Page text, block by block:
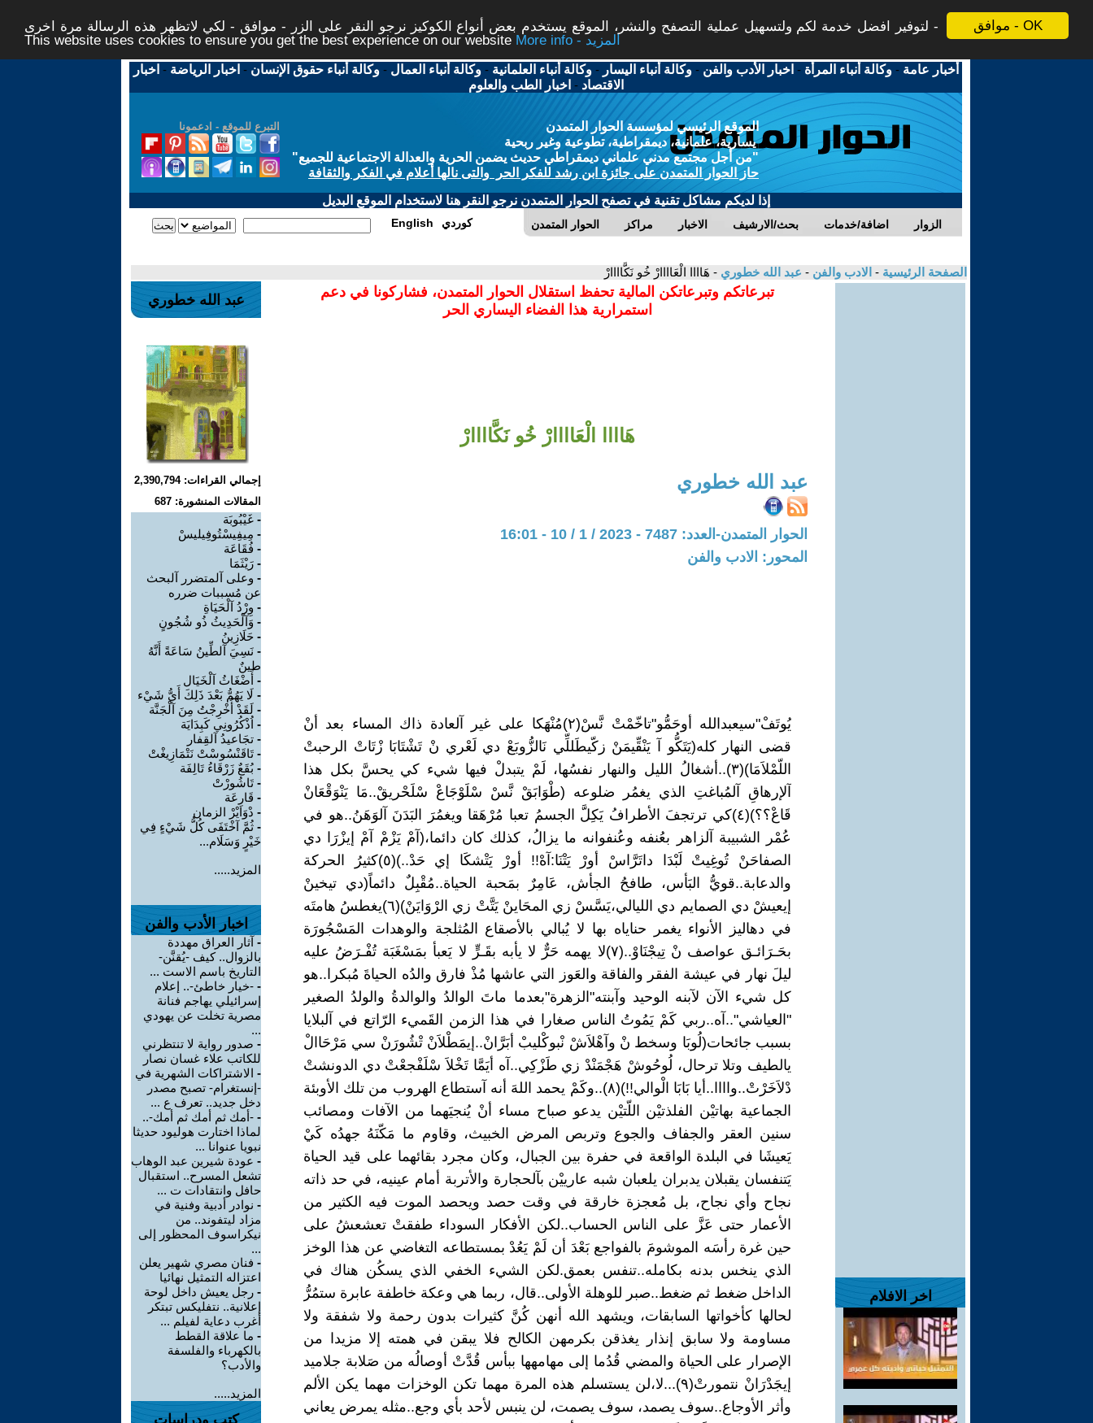
موافق - OK
لتوفير افضل خدمة لكم ولتسهيل عملية التصفح والنشر، الموقع يستخدم بعض أنواع الكوكيز نرجو النقر على الزر - موافق - لكي لاتظهر هذه الرسالة مرة اخرى -
This website uses cookies to ensure you get the best experience on our website
More info - المزيد
أخبار عامة -وكالة أنباء المرأة - اخبار الأدب والفن -وكالة أنباء اليسار -وكالة أنباء العلمانية -وكالة أنباء العمال -وكالة أنباء حقوق الإنسان - اخبار الرياضة - اخبار
الاقتصاد - اخبار الطب والعلوم
التبرع للموقع - ادعمونا
الموقع الرئيسي لمؤسسة الحوار المتمدن
يسارية، علمانية، ديمقراطية، تطوعية وغير ربحية
"من أجل مجتمع مدني علماني ديمقراطي حديث يضمن الحرية والعدالة الاجتماعية للجميع"
حاز الحوار المتمدن على جائزة ابن رشد للفكر الحر والتى نالها أعلام في الفكر والثقافة
إذا لديكم مشاكل تقنية في تصفح الحوار المتمدن نرجو النقر هنا لاستخدام الموقع البديل
الحوار المتمدن مراكز الاخبار بحث/الارشيف اضافة/خدمات الزوار English كوردي
الصفحة الرئيسية - الادب والفن - عبد الله خطوري - هَاااا الْعَاااارْ خُو نَكَّاااارْ
اخر الافلام
تبرعاتكم وتبرعاتكن المالية تحفظ استقلال الحوار المتمدن، فشاركونا في دعم
استمرارية هذا الفضاء اليساري الحر
هَاااا الْعَاااارْ خُو نَكَّاااارْ
عبد الله خطوري
الحوار المتمدن-العدد: 7487 - 2023 / 1 / 10 - 16:01
المحور: الادب والفن
يُوتَفْ"سيعبدالله أوحَمُّو"تاخّمْتْ نَّسْ(٢)مُنْهَكا على غير آلعادة ذاك المساء بعد أنْ
قضى النهار كله(يَتَكُّو آ يَنْقِّيمَنْ زكّيطَللِّي نَالزُّوبَعْ دي لَعْري نْ تَشْتَابَا زْتَاتْ الرحبتْ
اللّمْلاَمَا)(٣)..أشغالُ الليل والنهار نفسُها، لَمْ يتبدلْ فيها شيء كي يحسَّ بكل هذا
آلإرهاقِ آلمُباغتِ الذي يغمُر ضلوعه (طْوَابَقْ نَّسْ سْلَوْجَاعْ سْلَحْريقْ..مَا يَنْوَقْعَانْ
قَاعْ؟؟)(٤)كي ترتجفَ الأطرافُ يَكِلَّ الجسمُ تعبا مُرْهَقا ويغمُرَ البَدَنَ آلوَهَنُ..هو في
عُمْر الشبيبة آلزاهر بعُنفه وعُنفوانه ما يزالُ، كذلك كان دائما،(آمْ يَزْمْ آمْ إيزْرَا دي
الصفاحَنْ تُوغِيتْ لَبْدَا داتَرَّاسْ أورْ يَتْنَا:آهْ!! أورْ يَتْشكَا إي حَدْ..)(٥)كثيرُ الحركة
والدعابة..قويُّ البَأس، طافحُ الجأش، عَامِرٌ بمَحبة الحياة..مُقْبِلٌ دائماً(دي تيخينْ
إيعيشْ دي الصمايم دي الليالي،يَسَّسْ زي المحَاينْ يَتَّتْ زي الرْوَايَنْ)(٦)يغطسُ هامتَه
في دهاليز الأنواء يغمر حناياه بها لا يُبالي بالأصقاع المُثلجة والوهدات المَسْجُورَة
بحَـرَائـق عواصف نْ تِيجْنَاوْ..(٧)لا يهمه حَرٌّ لا يأبه بقَـرٍّ لا يَعبأ بمَسْغَبَة تُفْـرَضُ عليه
ليلَ نهار في عيشة الفقر والفاقة والعَوز التي عاشها مُذْ فارق والدُه الحياةَ مُبكرا..هو
كل شيء الآن لآبنه الوحيد وآبنته"الزهرة"بعدما ماتَ الوالدُ والوالدةُ والولدُ الصغير
"العياشي"..آه..ربي كَمْ يَمُوتُ الناس صغارا في هذا الزمن القَميء الرّاتع في آلبلايا
بسبب جائحات(لُوبَا وسخط نْ وآهْلاَشْ نْبوكْليبْ أبَرَّانْ..إيمَطْلاَنْ تْشُورَنْ سي مَرْحَاالْ
يالطيف وتلا ترحال، لُوحُوشْ هَجْمَنْدْ زي طَزْكِي..آه أيَمَّا تَخْلاَ سْلَفْجعْتْ دي الدونشتْ
دْلاَخَرْتْ..واااا..أيا بَابَا الْوالي!!)(٨)..وكَمْ يحمد اللهَ أنه آستطاع الهروب من تلك الأوبئة
الجماعية بهاتيْن الفلذتيْن اللّتيْن يدعو صباح مساء أنْ يُنجيَهما من الآفات ومصائب
سنين العقر والجفاف والجوع وتربص المرض الخبيث، وقاوم ما مَكّنَهُ جهدُه كَيْ
يَعيشَا في البلدة الواقعة في حفرة بين الجبال، وكان مجرد بقائهما على قيد الحياة
يَتنفسان يقبلان يدبران يلعبان شبه عارييْن بآلحجارة والأتربة أمام عينيه، في حد ذاته
نجاح وأي نجاح، بل مُعجزة خارقة في وقت حصد ويحصد الموت فيه الكثير من
الأعمار حتى عَزَّ على الناس الحساب..لكن الأفكار السوداء طفقتْ تعشعشُ على
حين غرة رأسَه الموشومَ بالفواجع بَعْدَ أن لَمْ يَعُدْ بمستطاعه التغاضي عن هذا الوخز
الذي ينخس بدنه بكامله..تنفس بعمق.لكن الشيء الخفي الذي يسكُن هناك في
الداخل ضغط ثم ضغط..صبر للوهلة الأولى..قال، ربما هي وعكة خاطفة عابرة ستمُرُّ
لحالها كأخواتها السابقات، ويشهد الله أنهن كُنَّ كثيرات بدون رحمة ولا شفقة ولا
مساومة ولا سابق إنذار يغذقن بكرمهن الكالح فلا يبقن في همته إلا مزيدا من
الإصرار على الحياة والمضي قُدُما إلى مهامهها ببأس قُدَّتْ أوصالُه من صَلابة جلاميد
إيجَدْرَانْ نتمورتْ(٩)...لا،لن يستسلم هذه المرة مهما تكن الوخزات مهما يكن الألم
وأثر الأوجاع..سوف يصمد، سوف يصمت، لن ينبس لأحد بأي وجع..مثله يمرض يعاني
عبد الله خطوري
إجمالي القراءات: 2,390,794
المقالات المنشورة: 687
- غَيْبُوبَة
- مِيفِيسْتُوفِيليسْ
- فُقَاعَة
- رَيْثَمَا
- وعلى آلمتضرر آلبحث
عن مُسببات ضرره
- وِرْدُ آلْحَيَاةِ
- وَآلْحَدِيثُ ذُو شُجُونٍ
- حَلَازِينُ
- نَسِيَ آلطِّينُ سَاعَةً أَنَّهُ
طينٌ
- أَضْغَاثُ آلْخَيَال
- لَا يَهُمُّ بَعْدَ ذَلِكَ أَيُّ شَيْء
- لَقَدْ أُخْرِجْتُ مِنَ آلْجَنَّة
- اُذْكُرُونِي كَبِدَايَة
- تجَاعيدُ آلقِفار
- تَاقَنْسُوسْتْ نَتْمَازِيغْتْ
- بُقَعٌ زَرْقَاءُ تَالِفَة
- تَاشُورْتْ
- قَارِعَة
- دْوَايْرْ الزمان
- ثُمَّ آخْتَفَى كُلُّ شَيْءٍ فِي
خَيْرٍ وَسَلَام...
المزيد.....
اخبار الأدب والفن
- آثار العراق مهددة
بالزوال.. كيف -يُقنَّن-
التاريخ باسم الاست ...
- -خيار خاطئ-.. إعلام
إسرائيلي يهاجم فنانة
مصرية تخلت عن يهودي
...
- صدور رواية لا تنتظرني
للكاتب علاء غسان نصار
- الاشتراكات الشهرية في
-إنستغرام- تصبح مصدر
دخل جديد.. تعرف ع ...
- -أمك ثم أمك ثم أمك-..
لماذا اختارت هوليود حديثا
نبويا عنوانا ...
- عودة شيرين عبد الوهاب
تشعل المسرح.. استقبال
حافل وانتقادات ت ...
- نوادر أدبية وفنية في
مزاد ليتفوند.. من
نيكراسوف المحظور إلى
...
- فنان مصري شهير يعلن
اعتزاله التمثيل نهائيا
- رجل يعيش داخل لوحة
إعلانية.. نتفليكس تبتكر
أغرب دعاية لفيلم ...
- ما علاقة القطط
بالكهرباء والفلسفة
والأدب؟
المزيد.....
كتب ودراسات